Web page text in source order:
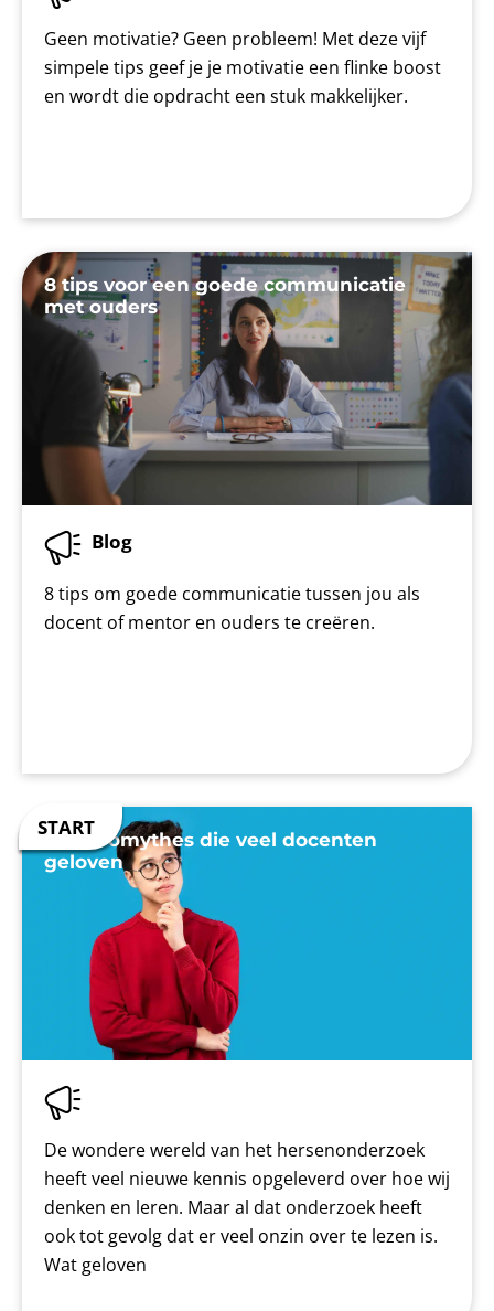
Geen motivatie? Geen probleem! Met deze vijf
simpele tips geef je je motivatie een flinke boost
en wordt die opdracht een stuk makkelijker.
8 tips voor een goede communicatie
met ouders
Blog
8 tips om goede communicatie tussen jou als
docent of mentor en ouders te creëren.
7 neuromythes die veel docenten
geloven
De wondere wereld van het hersenonderzoek
heeft veel nieuwe kennis opgeleverd over hoe wij
denken en leren. Maar al dat onderzoek heeft
ook tot gevolg dat er veel onzin over te lezen is.
Wat geloven